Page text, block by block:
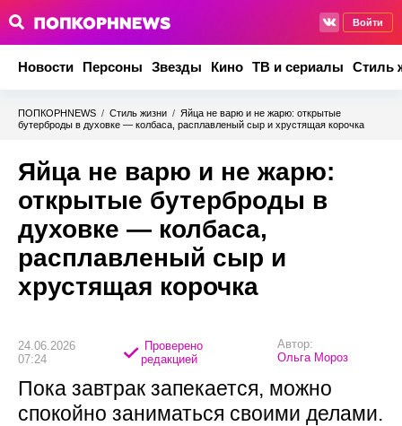
Войти
Новости Персоны Звезды Кино ТВ и сериалы Стиль
ПОПКОРНNEWS / Стиль жизни / Яйца не варю и не жарю: открытые
бутерброды в духовке — колбаса, расплавленый сыр и хрустящая корочка
Яйца не варю и не жарю:
открытые бутерброды в
духовке — колбаса,
расплавленый сыр и
хрустящая корочка
24.06.2026
07:24
Проверено
редакцией
Автор:
Ольга Мороз
Пока завтрак запекается, можно
спокойно заниматься своими делами.